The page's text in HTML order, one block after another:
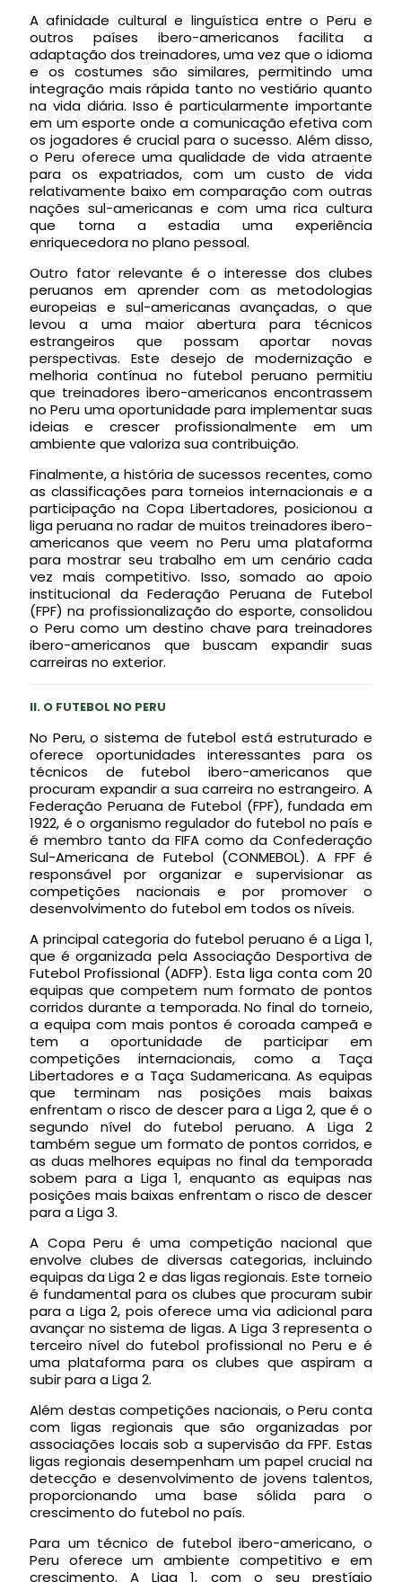
A afinidade cultural e linguística entre o Peru e
outros países ibero-americanos facilita a
adaptação dos treinadores, uma vez que o idioma
e os costumes são similares, permitindo uma
integração mais rápida tanto no vestiário quanto
na vida diária. Isso é particularmente importante
em um esporte onde a comunicação efetiva com
os jogadores é crucial para o sucesso. Além disso,
o Peru oferece uma qualidade de vida atraente
para os expatriados, com um custo de vida
relativamente baixo em comparação com outras
nações sul-americanas e com uma rica cultura
que torna a estadia uma experiência
enriquecedora no plano pessoal.
Outro fator relevante é o interesse dos clubes
peruanos em aprender com as metodologias
europeias e sul-americanas avançadas, o que
levou a uma maior abertura para técnicos
estrangeiros que possam aportar novas
perspectivas. Este desejo de modernização e
melhoria contínua no futebol peruano permitiu
que treinadores ibero-americanos encontrassem
no Peru uma oportunidade para implementar suas
ideias e crescer profissionalmente em um
ambiente que valoriza sua contribuição.
Finalmente, a história de sucessos recentes, como
as classificações para torneios internacionais e a
participação na Copa Libertadores, posicionou a
liga peruana no radar de muitos treinadores ibero-
americanos que veem no Peru uma plataforma
para mostrar seu trabalho em um cenário cada
vez mais competitivo. Isso, somado ao apoio
institucional da Federação Peruana de Futebol
(FPF) na profissionalização do esporte, consolidou
o Peru como um destino chave para treinadores
ibero-americanos que buscam expandir suas
carreiras no exterior.
II. O FUTEBOL NO PERU
No Peru, o sistema de futebol está estruturado e
oferece oportunidades interessantes para os
técnicos de futebol ibero-americanos que
procuram expandir a sua carreira no estrangeiro. A
Federação Peruana de Futebol (FPF), fundada em
1922, é o organismo regulador do futebol no país e
é membro tanto da FIFA como da Confederação
Sul-Americana de Futebol (CONMEBOL). A FPF é
responsável por organizar e supervisionar as
competições nacionais e por promover o
desenvolvimento do futebol em todos os níveis.
A principal categoria do futebol peruano é a Liga 1,
que é organizada pela Associação Desportiva de
Futebol Profissional (ADFP). Esta liga conta com 20
equipas que competem num formato de pontos
corridos durante a temporada. No final do torneio,
a equipa com mais pontos é coroada campeã e
tem a oportunidade de participar em
competições internacionais, como a Taça
Libertadores e a Taça Sudamericana. As equipas
que terminam nas posições mais baixas
enfrentam o risco de descer para a Liga 2, que é o
segundo nível do futebol peruano. A Liga 2
também segue um formato de pontos corridos, e
as duas melhores equipas no final da temporada
sobem para a Liga 1, enquanto as equipas nas
posições mais baixas enfrentam o risco de descer
para a Liga 3.
A Copa Peru é uma competição nacional que
envolve clubes de diversas categorias, incluindo
equipas da Liga 2 e das ligas regionais. Este torneio
é fundamental para os clubes que procuram subir
para a Liga 2, pois oferece uma via adicional para
avançar no sistema de ligas. A Liga 3 representa o
terceiro nível do futebol profissional no Peru e é
uma plataforma para os clubes que aspiram a
subir para a Liga 2.
Além destas competições nacionais, o Peru conta
com ligas regionais que são organizadas por
associações locais sob a supervisão da FPF. Estas
ligas regionais desempenham um papel crucial na
detecção e desenvolvimento de jovens talentos,
proporcionando uma base sólida para o
crescimento do futebol no país.
Para um técnico de futebol ibero-americano, o
Peru oferece um ambiente competitivo e em
crescimento. A Liga 1, com o seu prestígio